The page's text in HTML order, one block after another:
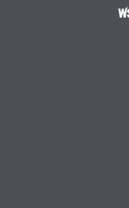
พ